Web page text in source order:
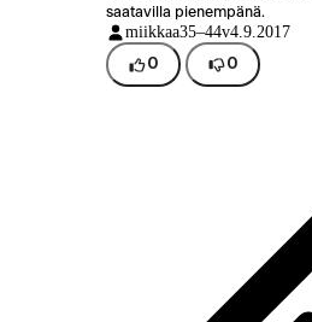
saatavilla pienempänä.
miikkaa35–44v4.9.2017
0 0